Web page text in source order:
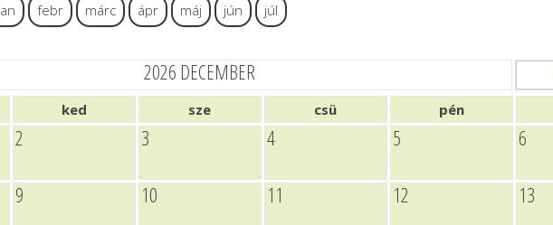
febr márc ápr máj jún júl
2026 DECEMBER
ked sze csü pén
2 3 4 5 6
9 10 11 12 13